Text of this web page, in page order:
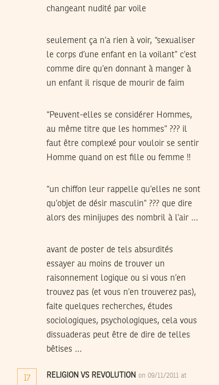
changeant nudité par voile
seulement ça n’a rien à voir, “sexualiser
le corps d’une enfant en la voilant” c’est
comme dire qu’en donnant à manger à
un enfant il risque de mourir de faim
“Peuvent-elles se considérer Hommes,
au même titre que les hommes” ??? il
faut être complexé pour vouloir se sentir
Homme quand on est fille ou femme !!
“un chiffon leur rappelle qu’elles ne sont
qu’objet de désir masculin” ??? que dire
alors des minijupes des nombril à l’air …
avant de poster de tels absurdités
essayer au moins de trouver un
raisonnement logique ou si vous n’en
trouvez pas (et vous n’en trouverez pas),
faite quelques recherches, études
sociologiques, psychologiques, cela vous
dissuaderas peut être de dire de telles
bêtises …
17 RELIGION VS REVOLUTION on 09/11/2011 at